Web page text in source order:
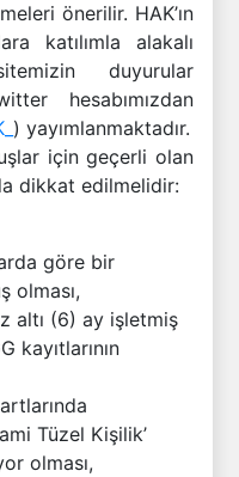
önerilir. HAK’ın
katılımla alakalı
duyurular
hesabımızdan
) yayımlanmaktadır.
için geçerli olan
dikkat edilmelidir:
göre bir
olması,
altı (6) ay işletmiş
kayıtlarının
Tüzel Kişilik’
olması,